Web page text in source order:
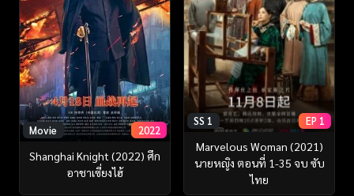
Movie 2022
Shanghai Knight (2022) ศึก
อาชาเซี่ยงไฮ้
SS 1 EP 1
Marvelous Woman (2021)
นายหญิง ตอนที่ 1-35 จบ ซับ
ไทย